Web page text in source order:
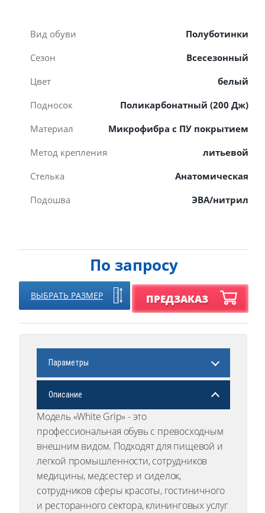
Вид обуви
Полуботинки
Сезон
Всесезонный
Цвет
белый
Подносок
Поликарбонатный (200 Дж)
Материал
Микрофибра с ПУ покрытием
Метод крепления
литьевой
Стелька
Анатомическая
Подошва
ЭВА/нитрил
По запросу
ВЫБРАТЬ РАЗМЕР ПРЕДЗАКАЗ
Параметры
Описание
Модель «White Grip» - это
профессиональная обувь с превосходным
внешним видом. Подходят для пищевой и
легкой промышленности, сотрудников
медицины, медсестер и сиделок,
сотрудников сферы красоты, гостиничного
и ресторанного сектора, клининговых услуг